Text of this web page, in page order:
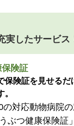
実したサービス
保険証
保険証を見せるだ
の対応動物病院
ぶつ健康保険証